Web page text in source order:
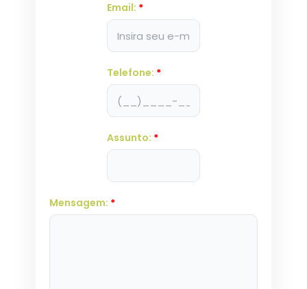
Email: *
Telefone: *
Assunto: *
Mensagem: *